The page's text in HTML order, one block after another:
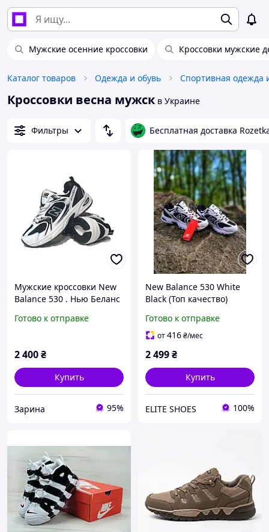
Мужские осенние кроссовки Кроссовки мужские
Каталог товаров Одежда и обувь Спортивная одежда
Кроссовки весна мужск в Украине
Фильтры Бесплатная доставка
Мужские кроссовки New
Balance 530 . Нью Беланс
молодежные весна-лето-
Готово к отправке
2 400₴
Купить
Зарина 95%
New Balance 530 White
Black (Топ качество)
Кроссовки, Мужская
обувь 40(25,5см )
Готово к отправке
от416₴/мес
2 499₴
Купить
ELITE SHOES 100%